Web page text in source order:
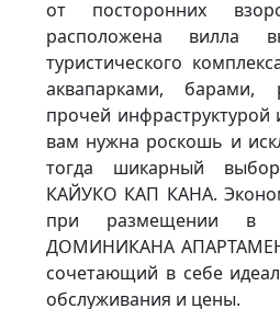
от посторонних
расположена вилла
туристического
аквапарками, барами,
прочей инфраструктурой
вам нужна роскошь и
тогда шикарный
КАЙУКО КАП КАНА.
при размещении в
ДОМИНИКАНА
сочетающий в себе
обслуживания и цены.